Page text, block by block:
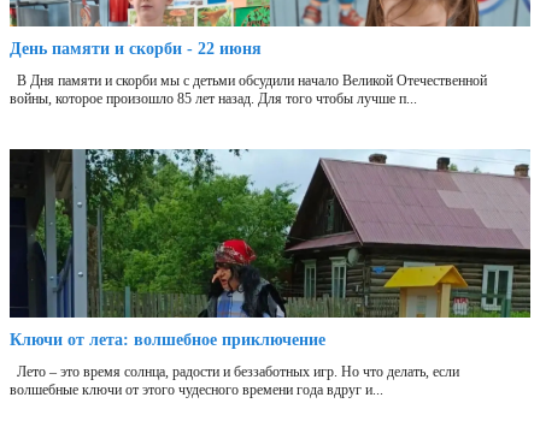
День памяти и скорби - 22 июня
В Дня памяти и скорби мы с детьми обсудили начало Великой Отечественной
войны, которое произошло 85 лет назад. Для того чтобы лучше п...
Ключи от лета: волшебное приключение
Лето – это время солнца, радости и беззаботных игр. Но что делать, если
волшебные ключи от этого чудесного времени года вдруг и...